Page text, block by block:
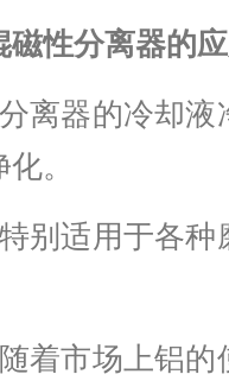
磁性分离器的应
器的冷却液
。
适用于各种
市场上铝的